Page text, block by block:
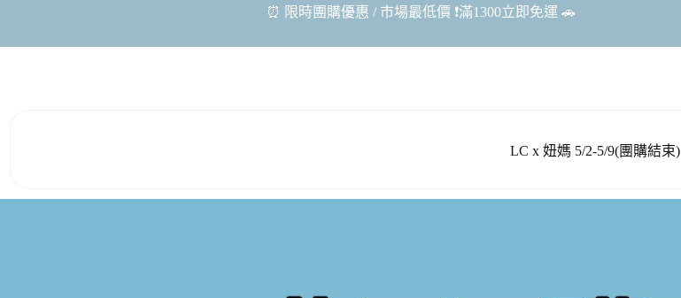
⏰ 限時團購優惠 / 市場最低價 ❗️滿1300立即免運 🚗
LC x 妞媽 5/2-5/9(團購結束)